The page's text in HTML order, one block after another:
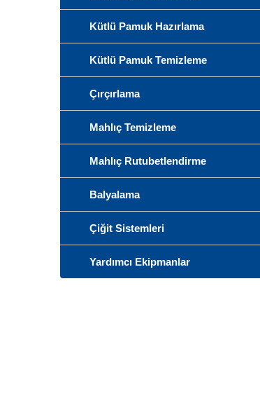
Kütlü Pamuk Hazırlama
Kütlü Pamuk Temizleme
Çırçırlama
Mahlıç Temizleme
Mahlıç Rutubetlendirme
Balyalama
Çiğit Sistemleri
Yardımcı Ekipmanlar